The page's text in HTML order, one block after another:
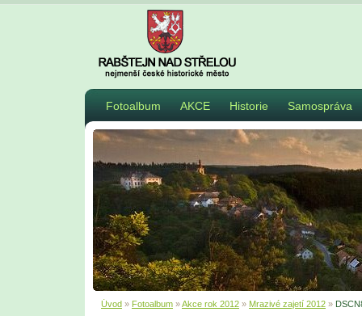
Fotoalbum AKCE Historie Samospráva
Úvod » Fotoalbum »Akce rok 2012 » Mrazivé zajetí 2012 »